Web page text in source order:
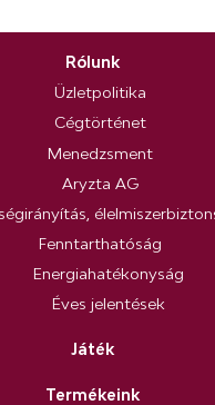
Rólunk
Üzletpolitika
Cégtörténet
Menedzsment
Aryzta AG
Fenntarthatóság
Energiahatékonyság
Éves jelentések
Játék
Termékeink